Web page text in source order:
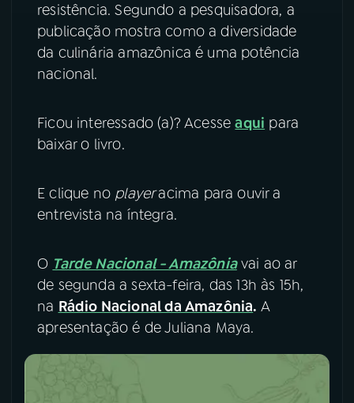
resistência. Segundo a pesquisadora, a
publicação mostra como a diversidade
da culinária amazônica é uma potência
nacional.
Ficou interessado (a)? Acesseaqui para
baixar o livro.
E clique no playeracima para ouvir a
entrevista na íntegra.
O Tarde Nacional - Amazôniavai ao ar
de segunda a sexta-feira, das 13h às 15h,
na Rádio Nacional da Amazônia. A
apresentação é de Juliana Maya.